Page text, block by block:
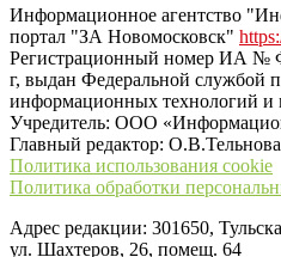
Информационное агентство
портал "ЗА Новомосковск"
Регистрационный номер ИА №
г, выдан Федеральной службой
информационных технологий и
Учредитель: ООО
Главный редактор:
Политика использования cookie
Политика обработки
Адрес редакции: 301650,
ул. Шахтеров, 26, помещ. 64